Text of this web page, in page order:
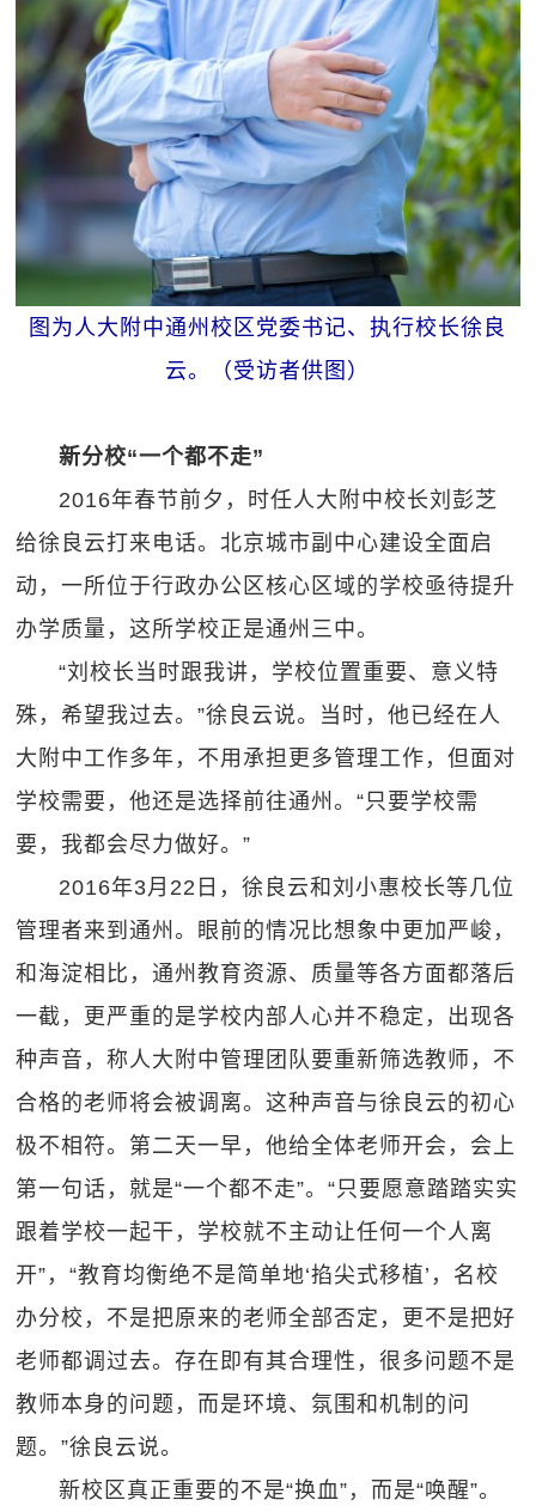
图为人大附中通州校区党委书记、执行校长徐良
云。（受访者供图）
新分校“一个都不走”
2016年春节前夕，时任人大附中校长刘彭芝
给徐良云打来电话。北京城市副中心建设全面启
动，一所位于行政办公区核心区域的学校亟待提升
办学质量，这所学校正是通州三中。
“刘校长当时跟我讲，学校位置重要、意义特
殊，希望我过去。”徐良云说。当时，他已经在人
大附中工作多年，不用承担更多管理工作，但面对
学校需要，他还是选择前往通州。“只要学校需
要，我都会尽力做好。”
2016年3月22日，徐良云和刘小惠校长等几位
管理者来到通州。眼前的情况比想象中更加严峻，
和海淀相比，通州教育资源、质量等各方面都落后
一截，更严重的是学校内部人心并不稳定，出现各
种声音，称人大附中管理团队要重新筛选教师，不
合格的老师将会被调离。这种声音与徐良云的初心
极不相符。第二天一早，他给全体老师开会，会上
第一句话，就是“一个都不走”。“只要愿意踏踏实实
跟着学校一起干，学校就不主动让任何一个人离
开”，“教育均衡绝不是简单地‘掐尖式移植’，名校
办分校，不是把原来的老师全部否定，更不是把好
老师都调过去。存在即有其合理性，很多问题不是
教师本身的问题，而是环境、氛围和机制的问
题。”徐良云说。
新校区真正重要的不是“换血”，而是“唤醒”。